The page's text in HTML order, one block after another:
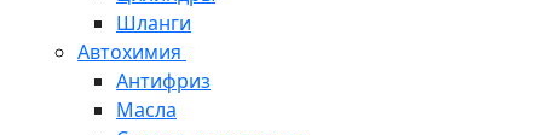
Шланги
Автохимия
Антифриз
Масла